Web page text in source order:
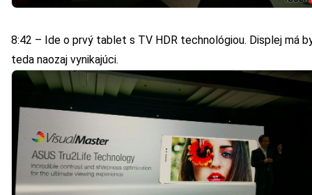
8:42 – Ide o prvý tablet s TV HDR technológiou. Displej má
teda naozaj vynikajúci.